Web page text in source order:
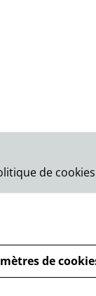
de cookies
de